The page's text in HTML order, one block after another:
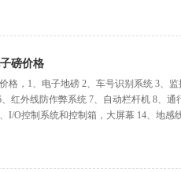
磅价格
格，1、电子地磅 2、车号识别系统 3、
红外线防作弊系统 7、自动栏杆机 8、通
I/O控制系统和控制箱，大屏幕 14、地感